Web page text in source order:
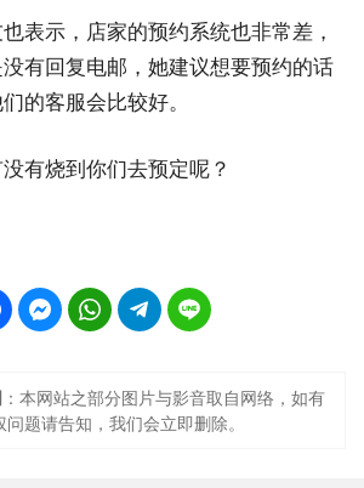
表示，店家的预约系统也非常差，
有回复电邮，她建议想要预约的话
的客服会比较好。
有烧到你们去预定呢？
：本网站之部分图片与影音取自网络，如有
问题请告知，我们会立即删除。